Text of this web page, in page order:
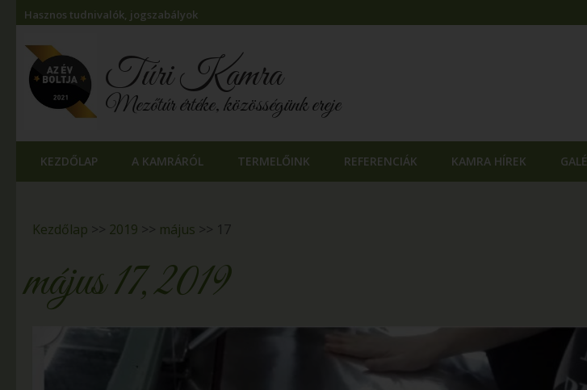
Hasznos tudnivalók, jogszabályok
Túri Kamra
Mezőtúr értéke, közösségünk ereje
KEZDŐLAP A KAMRÁRÓL TERMELŐINK REFERENCIÁK KAMRA HÍREK
Kezdőlap >> 2019 >> május >> 17
május 17, 2019